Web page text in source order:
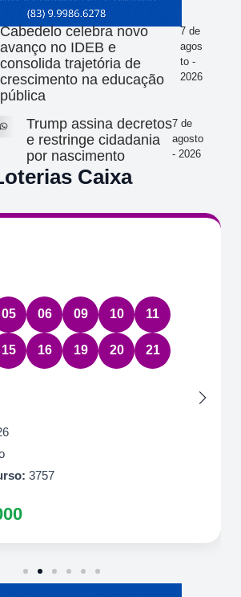
Cabedelo celebra novo
avanço no IDEB e
consolida trajetória de
crescimento na educação
pública
7 de
agos
to -
2026
Trump assina decretos
e restringe cidadania
por nascimento
7 de
agosto
- 2026
Caixa
05 06 09 10 11
15 16 19 20 21
3757